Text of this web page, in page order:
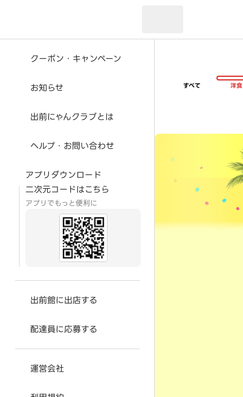
クーポン・キャンペーン
お知らせ
出前にゃんクラブとは
ヘルプ・お問い合わせ
アプリダウンロード
二次元コードはこちら
アプリでもっと便利に
出前館に出店する
配達員に応募する
運営会社
すべて 洋食
超ゴイゴイヤスー夏祭